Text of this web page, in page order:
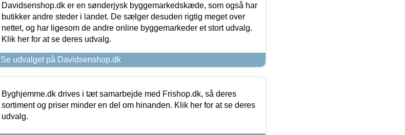
Davidsenshop.dk er en sønderjysk byggemarkedskæde, som også har
butikker andre steder i landet. De sælger desuden rigtig meget over
nettet, og har ligesom de andre online byggemarkeder et stort udvalg.
Klik her for at se deres udvalg.
Se udvalget på Davidsenshop.dk
Byghjemme.dk drives i tæt samarbejde med Frishop.dk, så deres
sortiment og priser minder en del om hinanden. Klik her for at se deres
udvalg.